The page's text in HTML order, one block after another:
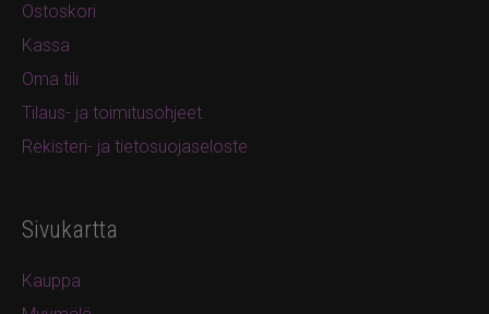
Ostoskori
Kassa
Oma tili
Tilaus- ja toimitusohjeet
Rekisteri- ja tietosuojaseloste
Sivukartta
Kauppa